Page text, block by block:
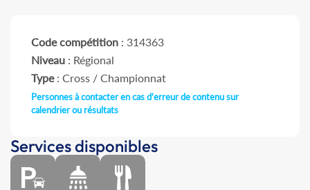
Code compétition : 314363
Niveau : Régional
Type: Cross / Championnat
Personnes à contacter en cas d'erreur de contenu sur
calendrier ou résultats
Services disponibles